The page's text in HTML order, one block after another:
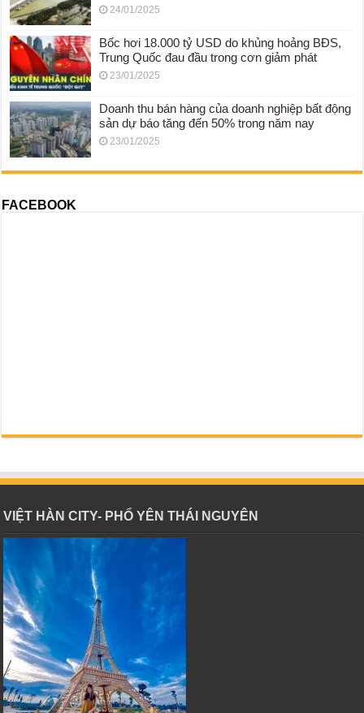
24/01/2025
Bốc hơi 18.000 tỷ USD do khủng hoảng BĐS,
Trung Quốc đau đầu trong cơn giảm phát
23/01/2025
Doanh thu bán hàng của doanh nghiệp bất động
sản dự báo tăng đến 50% trong năm nay
23/01/2025
FACEBOOK
VIỆT HÀN CITY- PHỔ YÊN THÁI NGUYÊN